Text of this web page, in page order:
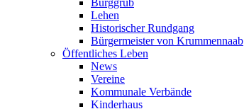
Burggrub
Lehen
Historischer Rundgang
Bürgermeister von Krummennaab
Öffentliches Leben
News
Vereine
Kommunale Verbände
Kinderhaus